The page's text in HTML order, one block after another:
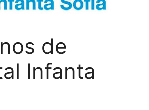
de
Infanta